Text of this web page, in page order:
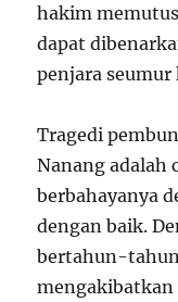
hakim
dapat
penjara seumur
Tragedi
Nanang adalah
berbahayanya
dengan baik.
bertahun-